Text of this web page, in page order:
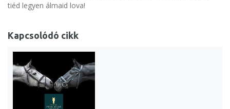
tiéd legyen álmaid lova!
Kapcsolódó cikk